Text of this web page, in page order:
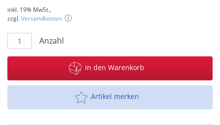
inkl. 19% MwSt.,
zzgl.Versandkosten
Anzahl
In den Warenkorb
Artikel merken